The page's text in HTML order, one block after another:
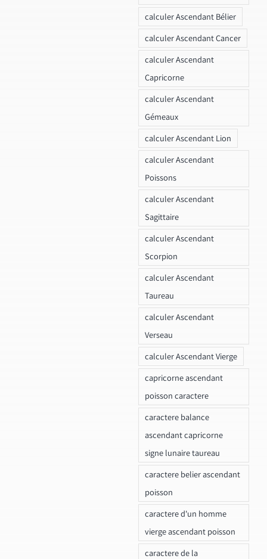
calculer Ascendant Bélier
calculer Ascendant Cancer
calculer Ascendant
Capricorne
calculer Ascendant
Gémeaux
calculer Ascendant Lion
calculer Ascendant
Poissons
calculer Ascendant
Sagittaire
calculer Ascendant
Scorpion
calculer Ascendant
Taureau
calculer Ascendant
Verseau
calculer Ascendant Vierge
capricorne ascendant
poisson caractere
caractere balance
ascendant capricorne
signe lunaire taureau
caractere belier ascendant
poisson
caractere d'un homme
vierge ascendant poisson
caractere de la